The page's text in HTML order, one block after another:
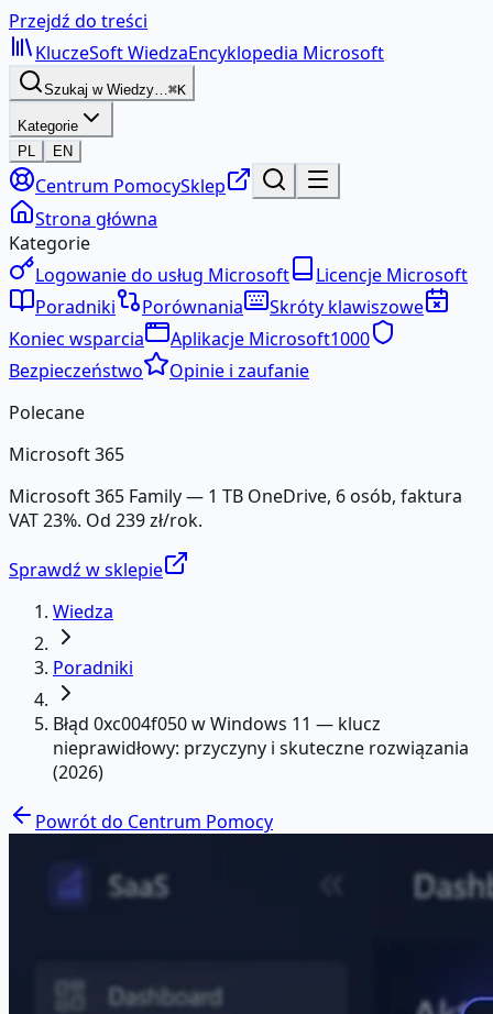
Przejdź do treści
KluczeSoftWiedzaEncyklopedia Microsoft
Szukaj w Wiedzy…⌘K
Kategorie
PL
EN
Centrum PomocySklep
Strona główna
Kategorie
Logowanie do usług Microsoft
Licencje Microsoft
Poradniki
Porównania
Skróty klawiszowe
Koniec wsparcia
Aplikacje Microsoft1000
Bezpieczeństwo
Opinie i zaufanie
Polecane
Microsoft 365
Microsoft 365 Family — 1 TB OneDrive, 6 osób, faktura
VAT 23%. Od 239 zł/rok.
Sprawdź w sklepie
Wiedza
Poradniki
Błąd 0xc004f050 w Windows 11 — klucz
nieprawidłowy: przyczyny i skuteczne rozwiązania
(2026)
Powrót do Centrum Pomocy